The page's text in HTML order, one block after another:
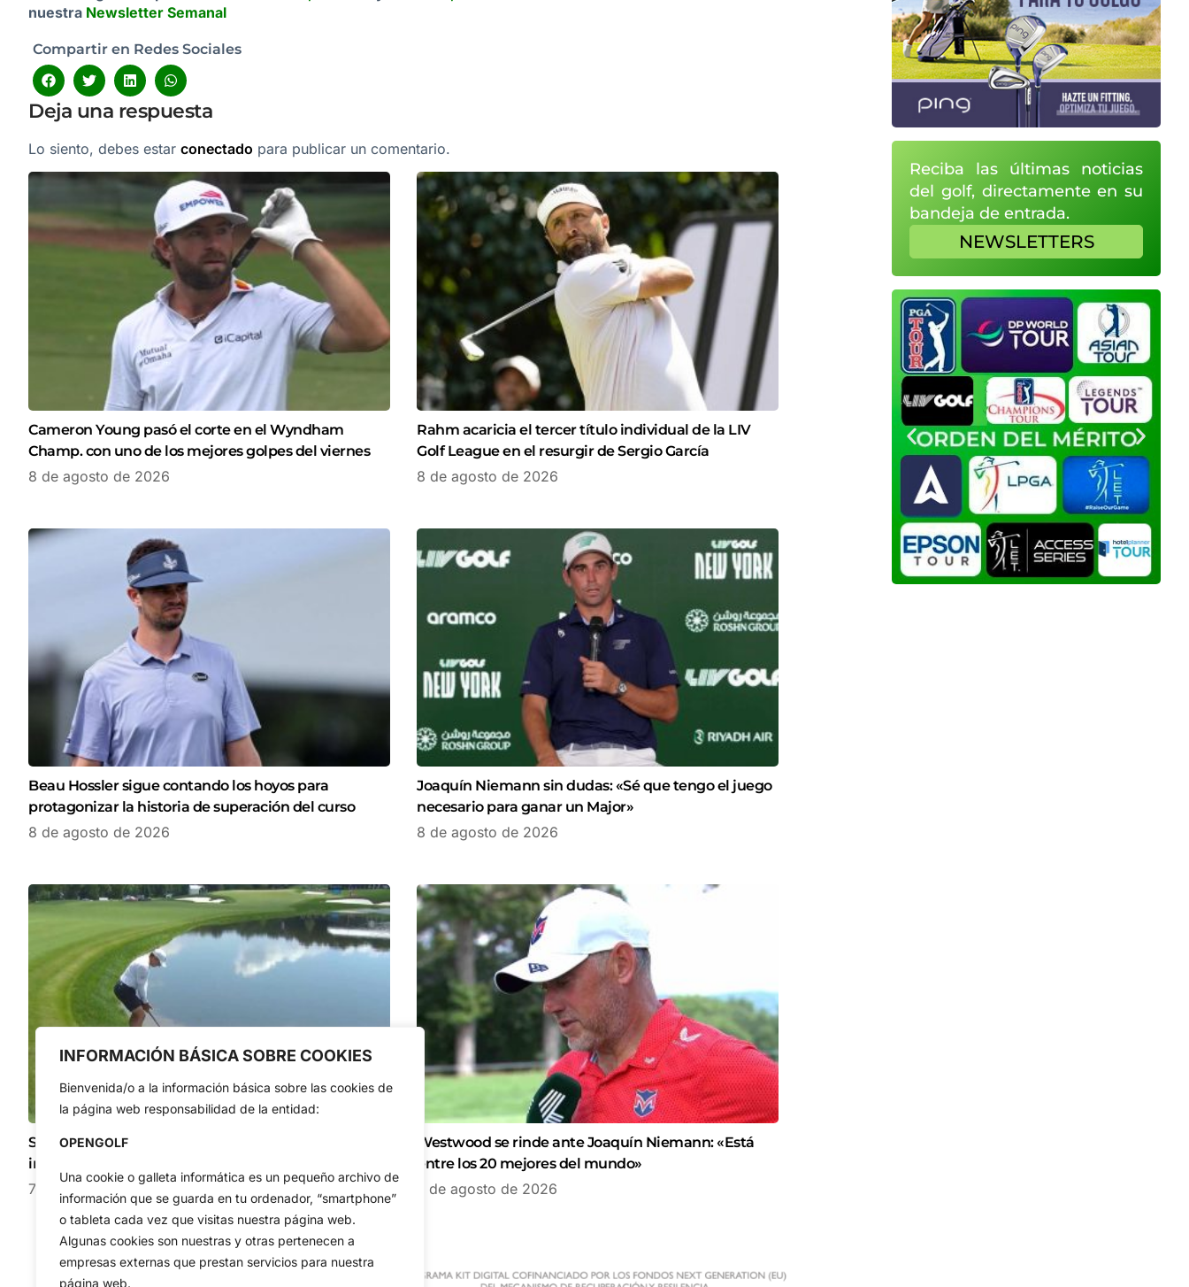
INFORMACIÓN BÁSICA SOBRE COOKIES
Bienvenida/o a la información básica sobre las cookies de
la página web responsabilidad de la entidad:
OPENGOLF
Una cookie o galleta informática es un pequeño archivo de
información que se guarda en tu ordenador, “smartphone”
o tableta cada vez que visitas nuestra página web.
Algunas cookies son nuestras y otras pertenecen a
empresas externas que prestan servicios para nuestra
página web.
nuestra Newsletter Semanal
Compartir en Redes Sociales
Deja una respuesta
Lo siento, debes estar conectado para publicar un comentario.
Cameron Young pasó el corte en el Wyndham
Champ. con uno de los mejores golpes del viernes
8 de agosto de 2026
Rahm acaricia el tercer título individual de la LIV
Golf League en el resurgir de Sergio García
8 de agosto de 2026
Beau Hossler sigue contando los hoyos para
protagonizar la historia de superación del curso
8 de agosto de 2026
Joaquín Niemann sin dudas: «Sé que tengo el juego
necesario para ganar un Major»
8 de agosto de 2026
Sergio García firmó el par sin pisar la calle tras una
increíble aventura en el hoyo 17
7 de agosto de 2026
Westwood se rinde ante Joaquín Niemann: «Está
entre los 20 mejores del mundo»
7 de agosto de 2026
Reciba las últimas noticias
del golf, directamente en su
bandeja de entrada.
NEWSLETTERS